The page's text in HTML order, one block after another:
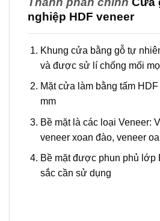
nghiệp HDF veneer
Khung cửa bằng gỗ tự
và được sử lí chống mối
Mặt cửa làm bằng tấm
mm
Bề mặt là các loại Veneer:
veneer xoan đào, veneer
Bề mặt được phun phủ lớp
sắc cần sử dụng